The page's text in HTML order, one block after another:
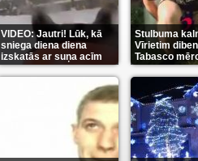
VIDEO: Jautri! Lūk, kā
sniega diena diena
izskatās ar suņa acīm
(6)
Stulbuma
Vīrietim
Tabasco
(7)